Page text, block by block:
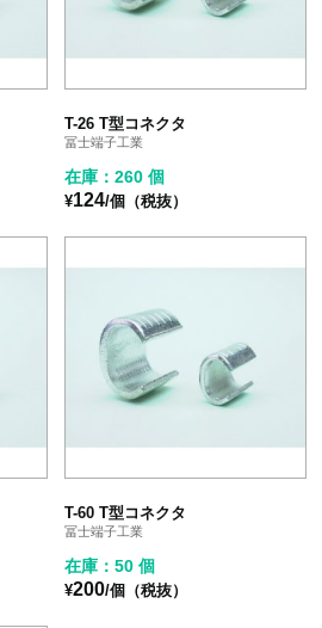
T-26 T型コネクタ
冨士端子工業
在庫：260 個
¥124/個（税抜）
T-60 T型コネクタ
冨士端子工業
在庫：50 個
¥200/個（税抜）